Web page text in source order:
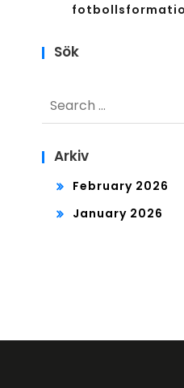
Sök
for:
Arkiv
February 2026
January 2026